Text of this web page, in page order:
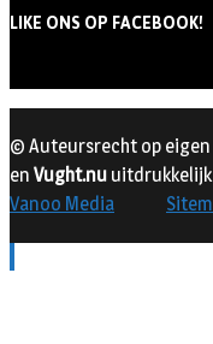
LIKE ONS OP FACEBOOK!
© Auteursrecht op
en Vught.nu
Vanoo Media